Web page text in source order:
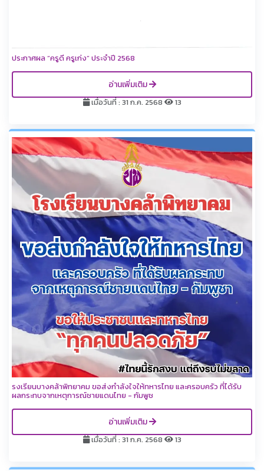
ประกาศผล “ครูดี ครูเก่ง” ประจำปี 2568
อ่านเพิ่มเติม
เมื่อวันที่ : 31 ก.ค. 2568 13
รงเรียนบางคล้าพิทยาคม ขอส่งกำลังใจให้ทหารไทย และครอบครัว ที่ได้รับ
ผลกระทบจากเหตุการณ์ชายแดนไทย - กัมพูช
อ่านเพิ่มเติม
เมื่อวันที่ : 31 ก.ค. 2568 13